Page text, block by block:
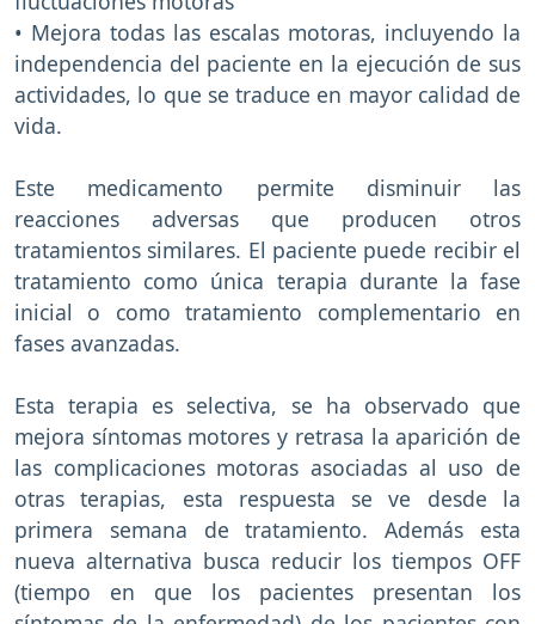
• Mejora todas las escalas motoras, incluyendo la
independencia del paciente en la ejecución de sus
actividades, lo que se traduce en mayor calidad de
vida.
Este medicamento permite disminuir las
reacciones adversas que producen otros
tratamientos similares. El paciente puede recibir el
tratamiento como única terapia durante la fase
inicial o como tratamiento complementario en
fases avanzadas.
Esta terapia es selectiva, se ha observado que
mejora síntomas motores y retrasa la aparición de
las complicaciones motoras asociadas al uso de
otras terapias, esta respuesta se ve desde la
primera semana de tratamiento. Además esta
nueva alternativa busca reducir los tiempos OFF
(tiempo en que los pacientes presentan los